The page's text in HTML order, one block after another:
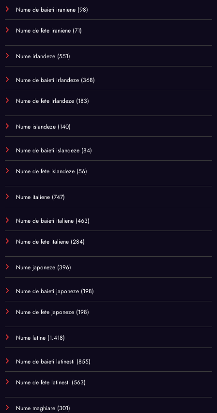
Nume de baieti iraniene (98)
Nume de fete iraniene (71)
Nume irlandeze (551)
Nume de baieti irlandeze (368)
Nume de fete irlandeze (183)
Nume islandeze (140)
Nume de baieti islandeze (84)
Nume de fete islandeze (56)
Nume italiene (747)
Nume de baieti italiene (463)
Nume de fete italiene (284)
Nume japoneze (396)
Nume de baieti japoneze (198)
Nume de fete japoneze (198)
Nume latine (1.418)
Nume de baieti latinesti (855)
Nume de fete latinesti (563)
Nume maghiare (301)